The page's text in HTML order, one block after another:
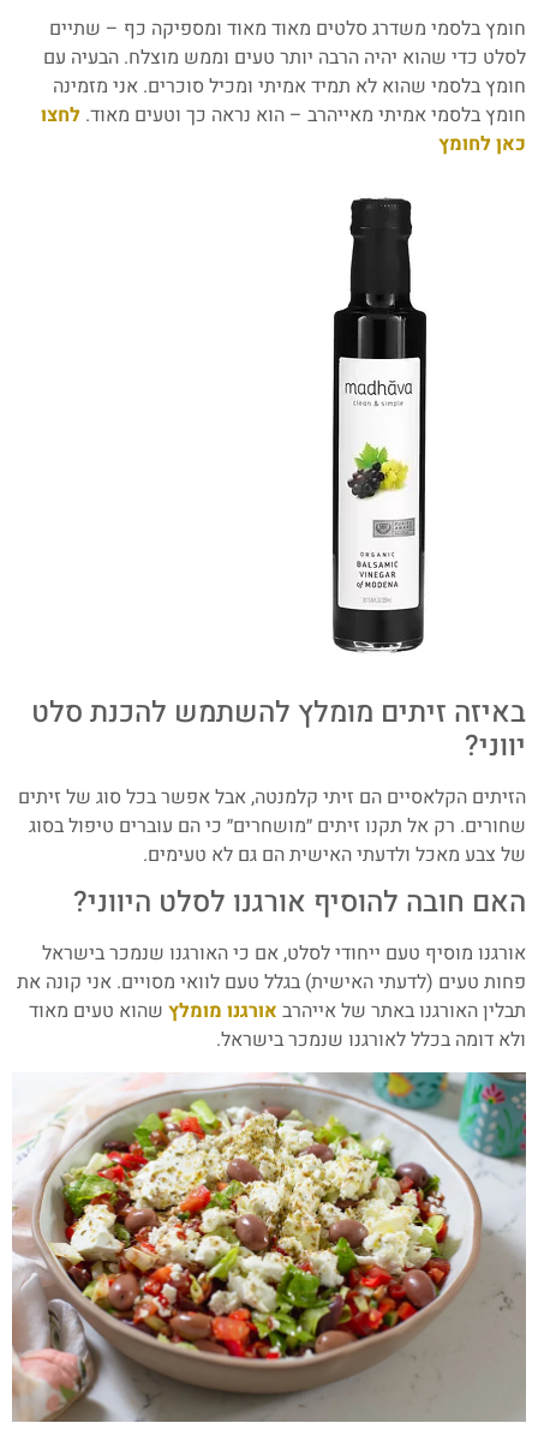
חומץ בלסמי משדרג סלטים מאוד מאוד ומספיקה כף – שתיים
לסלט כדי שהוא יהיה הרבה יותר טעים וממש מוצלח. הבעיה עם
חומץ בלסמי שהוא לא תמיד אמיתי ומכיל סוכרים. אני מזמינה
חומץ בלסמי אמיתי מאייהרב – הוא נראה כך וטעים מאוד. לחצו
כאן לחומץ
באיזה זיתים מומלץ להשתמש להכנת סלט
יווני?
הזיתים הקלאסיים הם זיתי קלמנטה, אבל אפשר בכל סוג של זיתים
שחורים. רק אל תקנו זיתים ״מושחרים״ כי הם עוברים טיפול בסוג
של צבע מאכל ולדעתי האישית הם גם לא טעימים.
האם חובה להוסיף אורגנו לסלט היווני?
אורגנו מוסיף טעם ייחודי לסלט, אם כי האורגנו שנמכר בישראל
פחות טעים (לדעתי האישית) בגלל טעם לוואי מסויים. אני קונה את
תבלין האורגנו באתר של אייהרב אורגנו מומלץ שהוא טעים מאוד
ולא דומה בכלל לאורגנו שנמכר בישראל.